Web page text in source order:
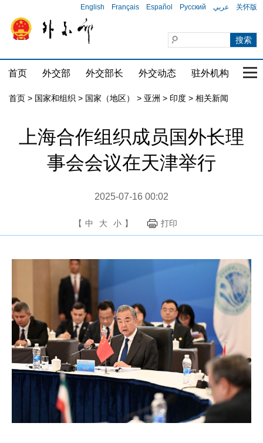
English Français Español Русский عربي 关怀版
首页 外交部 外交部长 外交动态 驻外机构 国
首页 > 国家和组织 > 国家（地区） > 亚洲 > 印度 > 相关新闻
上海合作组织成员国外长理
事会会议在天津举行
2025-07-16 00:02
【 中 大 小 】 打印